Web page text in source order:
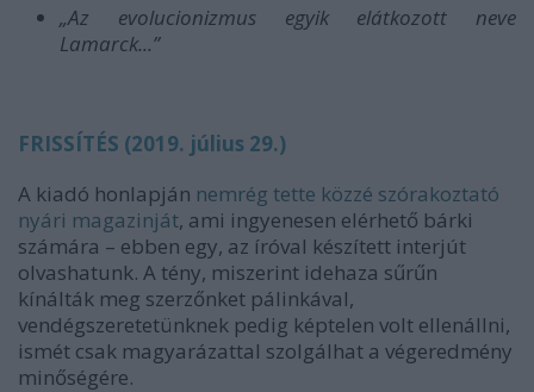
„Az evolucionizmus egyik elátkozott neve
Lamarck...”
FRISSÍTÉS (2019. július 29.)
A kiadó honlapján nemrég tette közzé szórakoztató
nyári magazinját, ami ingyenesen elérhető bárki
számára – ebben egy, az íróval készített interjút
olvashatunk. A tény, miszerint idehaza sűrűn
kínálták meg szerzőnket pálinkával,
vendégszeretetünknek pedig képtelen volt ellenállni,
ismét csak magyarázattal szolgálhat a végeredmény
minőségére.